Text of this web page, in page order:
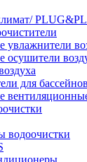
увлажнители
осушители
для бассейнов
водоочистки